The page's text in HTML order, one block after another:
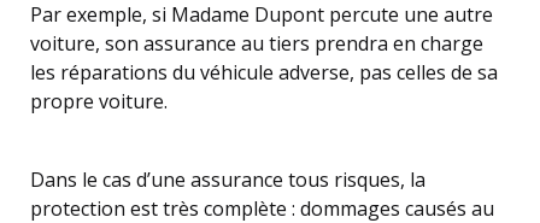
Par exemple, si Madame Dupont percute une autre
voiture, son assurance au tiers prendra en charge
les réparations du véhicule adverse, pas celles de sa
propre voiture.
Dans le cas d’une assurance tous risques, la
protection est très complète : dommages causés au